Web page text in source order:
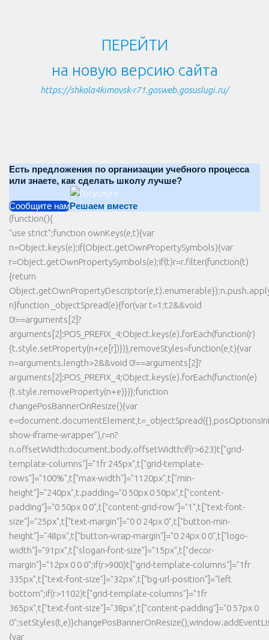
ПЕРЕЙТИ
на новую версию сайта
https://shkola4kimovsk-r71.gosweb.gosuslugi.ru/
Есть предложения по организации учебного процесса
или знаете, как сделать школу лучше?
Сообщите намРешаем вместе
(function(){
"use strict";function ownKeys(e,t){var
n=Object.keys(e);if(Object.getOwnPropertySymbols){var
r=Object.getOwnPropertySymbols(e);if(t)r=r.filter(function(t)
{return
n}function _objectSpread(e){for(var t=1;t2&&void
0!==arguments[2]?
arguments[2]:POS_PREFIX_4;Object.keys(e).forEach(function(r)
{t.style.setProperty(n+r,e[r])})},removeStyles=function(e,t){var
n=arguments.length>2&&void 0!==arguments[2]?
arguments[2]:POS_PREFIX_4;Object.keys(e).forEach(function(e)
{t.style.removeProperty(n+e)})};function
changePosBannerOnResize(){var
show-iframe-wrapper"),r=n?
n.offsetWidth:document.body.offsetWidth;if(r>623)t["grid-
template-columns"]="1fr 245px",t["grid-template-
rows"]="100%",t["max-width"]="1120px",t["min-
height"]="240px",t.padding="0 50px 0 50px",t["content-
padding"]="0 50px 0 0",t["content-grid-row"]="1",t["text-font-
size"]="25px",t["text-margin"]="0 0 24px 0",t["button-min-
height"]="48px",t["button-wrap-margin"]="0 24px 0 0",t["logo-
width"]="91px",t["slogan-font-size"]="15px",t["decor-
margin"]="12px 0 0 0";if(r>900)t["grid-template-columns"]="1fr
335px",t["text-font-size"]="32px",t["bg-url-position"]="left
bottom";if(r>1102)t["grid-template-columns"]="1fr
365px",t["text-font-size"]="38px",t["content-padding"]="0 57px 0
{var